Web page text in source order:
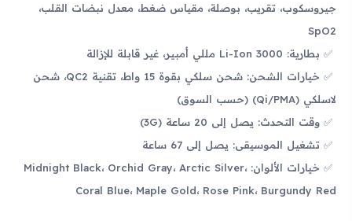
جيروسكوب، تقريب، بوصلة، مقياس ضغط، معدل نبضات القلب،
SpO2
بطارية: Li-Ion 3000 مللي أمبير، غير قابلة للإزالة
خيارات الشحن: شحن سلكي بقوة 15 واط، تقنية QC2، شحن
لاسلكي (Qi/PMA) (حسب السوق)
وقت التحدث: يصل إلى 20 ساعة (3G)
تشغيل الموسيقى: يصل إلى 67 ساعة
خيارات الألوان: Midnight Black، Orchid Gray، Arctic Silver،
Coral Blue، Maple Gold، Rose Pink، Burgundy Red